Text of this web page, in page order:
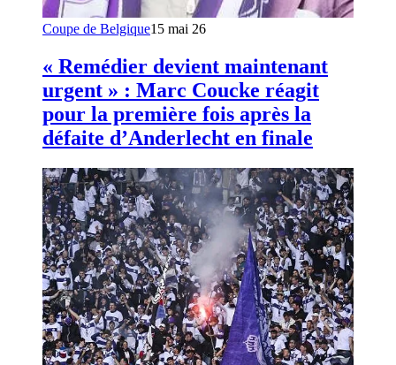
Coupe de Belgique15 mai 26
« Remédier devient maintenant
urgent » : Marc Coucke réagit
pour la première fois après la
défaite d’Anderlecht en finale